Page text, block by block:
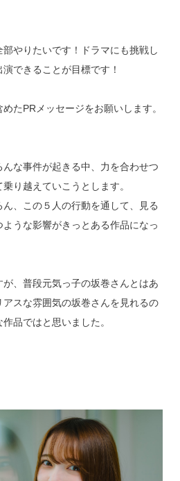
やりたいです！ドラマにも挑戦し
できることが目標です！
たPRメッセージをお願いします。
な事件が起きる中、力を合わせつ
り越えていこうとします。
、この５人の行動を通して、見る
うな影響がきっとある作品になっ
が、普段元気っ子の坂巻さんとはあ
スな雰囲気の坂巻さんを見れるの
品ではと思いました。